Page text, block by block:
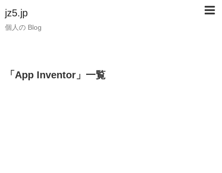
jz5.jp
個人の Blog
「 App Inventor 」 一覧